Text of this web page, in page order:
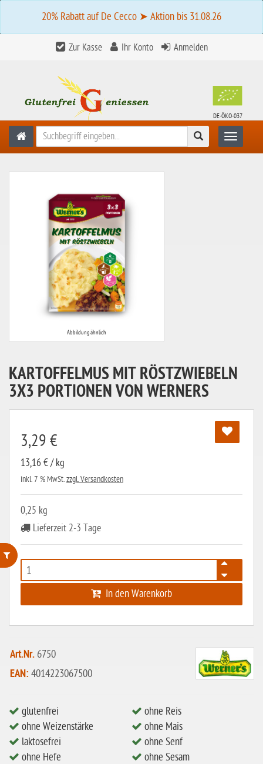
ohne Weizenstärke
laktosefrei
ohne Hefe
Bio
vegan
ohne Erdnüsse
20% Rabatt auf De Cecco ➤ Aktion bis 31.08.26
Zur Kasse Ihr Konto Anmelden
DE-ÖKO-037
Suchen Toggle
Abbildung ähnlich
KARTOFFELMUS MIT RÖSTZWIEBELN
3X3 PORTIONEN VON WERNERS
3,29 €
13,16 € / kg
inkl. 7 % MwSt.zzgl. Versandkosten
0,25 kg
Lieferzeit 2-3 Tage
In den Warenkorb
Art.Nr. 6750
EAN: 4014223067500
glutenfrei
ohne Weizenstärke
laktosefrei
ohne Hefe
ohne Reis
ohne Mais
ohne Senf
ohne Sesam